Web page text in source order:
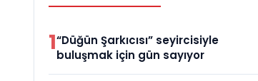
1“Düğün Şarkıcısı” seyircisiyle
buluşmak için gün sayıyor